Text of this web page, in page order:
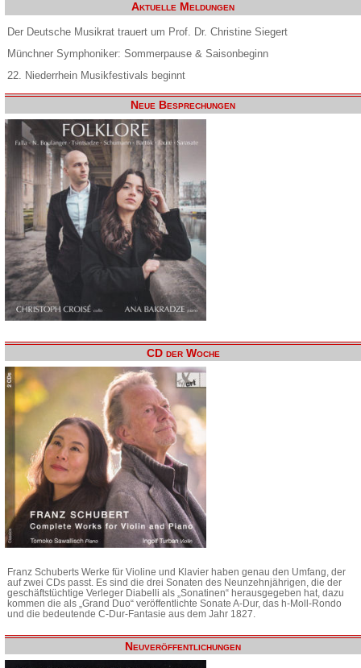
Aktuelle Meldungen
Der Deutsche Musikrat trauert um Prof. Dr. Christine Siegert
Münchner Symphoniker: Sommerpause & Saisonbeginn
22. Niederrhein Musikfestivals beginnt
Neue Besprechungen
CD der Woche
Franz Schuberts Werke für Violine und Klavier haben genau den Umfang, der
auf zwei CDs passt. Es sind die drei Sonaten des Neunzehnjährigen, die der
geschäftstüchtige Verleger Diabelli als „Sonatinen“ herausgegeben hat, dazu
kommen die als „Grand Duo“ veröffentlichte Sonate A-Dur, das h-Moll-Rondo
und die bedeutende C-Dur-Fantasie aus dem Jahr 1827.
Neuveröffentlichungen